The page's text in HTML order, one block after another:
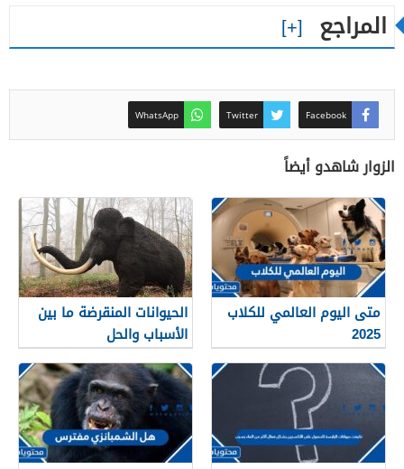
المراجع
Facebook
Twitter
WhatsApp
الزوار شاهدو أيضاً
متى اليوم العالمي للكلاب
2025
الحيوانات المنقرضة ما بين
الأسباب والحل